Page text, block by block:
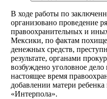
В ходе работы по
организовано проведение
правоохранительных и
Мексики, по фактам
денежных средств,
результате, органами
возбуждено уголовное
настоящее время
добавлении матери
«Интерпола».